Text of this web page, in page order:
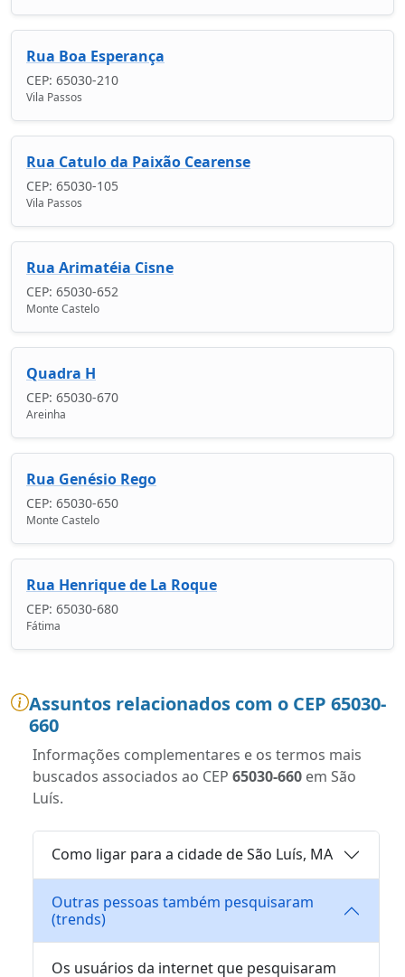
Rua Boa Esperança
CEP: 65030-210
Vila Passos
Rua Catulo da Paixão Cearense
CEP: 65030-105
Vila Passos
Rua Arimatéia Cisne
CEP: 65030-652
Monte Castelo
Quadra H
CEP: 65030-670
Areinha
Rua Genésio Rego
CEP: 65030-650
Monte Castelo
Rua Henrique de La Roque
CEP: 65030-680
Fátima
Assuntos relacionados com o CEP 65030-
660
Informações complementares e os termos mais
buscados associados ao CEP 65030-660 em São
Luís.
Como ligar para a cidade de São Luís, MA
Outras pessoas também pesquisaram
(trends)
Os usuários da internet que pesquisaram